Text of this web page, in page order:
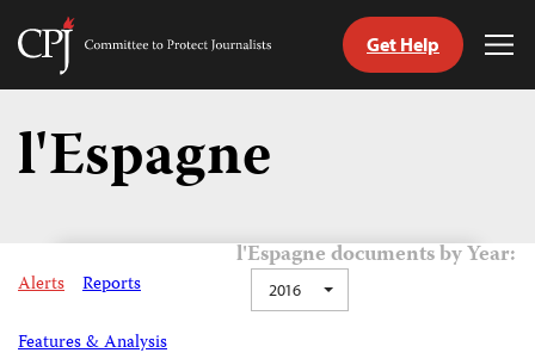
Skip
content
Committee
Get Help
l'Espagne
Alerts Reports
Features & Analysis
l'Espagne documents by Year:
2016